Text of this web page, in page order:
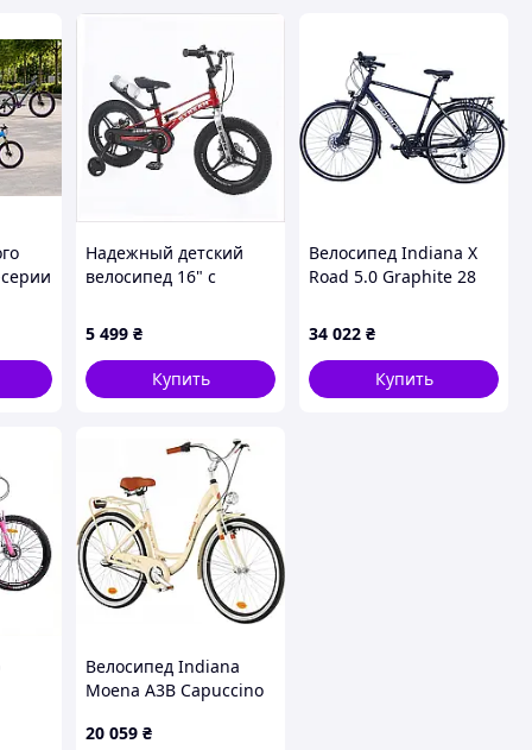
Надежный детский
велосипед 16" с
и крыльями,
898P746HE1
5 499 ₴
Купить
Велосипед Indiana X
Road 5.0 Graphite 28
34 022 ₴
Купить
Велосипед Indiana
Moena A3B Capuccino
алюминиевый
20 059 ₴